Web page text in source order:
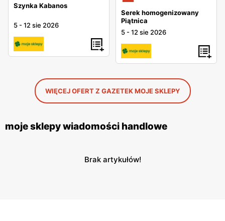
Szynka Kabanos
5 -12 sie 2026
Serek homogenizowany
Piątnica
5 -12 sie 2026
WIĘCEJ OFERT Z GAZETEK MOJE SKLEPY
moje sklepy wiadomości handlowe
Brak artykułów!